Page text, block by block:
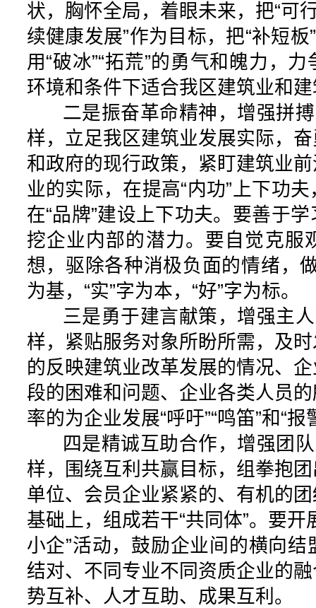
状，胸怀全局，着眼未来，把“可
续健康发展”作为目标，把“补短板
用“破冰”“拓荒”的勇气和魄力，
环境和条件下适合我区建筑业和
二是振奋革命精神，增强拼搏
样，立足我区建筑业发展实际，
和政府的现行政策，紧盯建筑业
业的实际，在提高“内功”上下功
在“品牌”建设上下功夫。要善于
挖企业内部的潜力。要自觉克服
想，驱除各种消极负面的情绪，
为基，“实”字为本，“好”字为标。
三是勇于建言献策，增强主人
样，紧贴服务对象所盼所需，及
的反映建筑业改革发展的情况、
段的困难和问题、企业各类人员
率的为企业发展“呼吁”“鸣笛”和“报
四是精诚互助合作，增强团队
样，围绕互利共赢目标，组拳抱
单位、会员企业紧紧的、有机的
基础上，组成若干“共同体”。要开
小企”活动，鼓励企业间的横向
结对、不同专业不同资质企业的
势互补、人才互助、成果互利。